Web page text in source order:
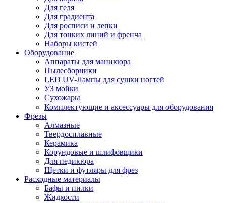
Для геля
Для градиента
Для росписи и лепки
Для тонких линий и френча
Наборы кистей
Оборудование
Аппараты для маникюра
Пылесборники
LED UV-Лампы для сушки ногтей
УЗ мойки
Сухожары
Комплектующие и аксессуары для оборудования
Фрезы
Алмазные
Твердосплавные
Керамика
Корундовые и шлифовщики
Для педикюра
Щетки и футляры для фрез
Расходные материалы
Бафы и пилки
Жидкости